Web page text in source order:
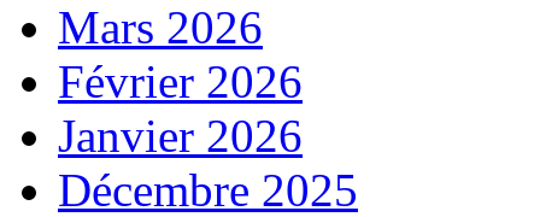
Mars 2026
Février 2026
Janvier 2026
Décembre 2025